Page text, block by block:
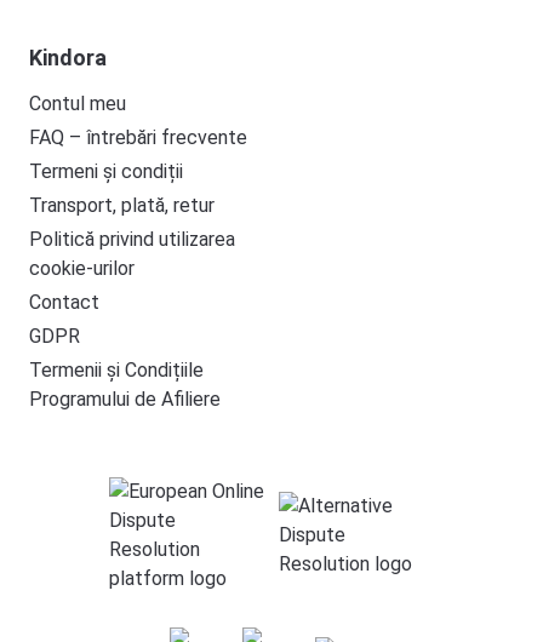
Kindora
Contul meu
FAQ – întrebări frecvente
Termeni și condiții
Transport, plată, retur
Politică privind utilizarea
cookie-urilor
Contact
GDPR
Termenii și Condițiile
Programului de Afiliere